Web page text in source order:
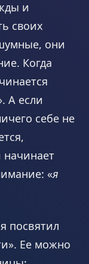
и
своих
они
Когда
А если
себе не
«я
посвятил
Ее можно